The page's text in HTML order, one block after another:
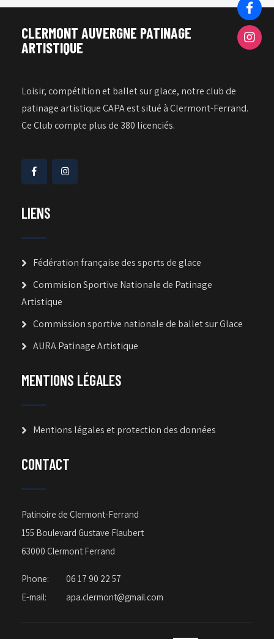
CLERMONT AUVERGNE PATINAGE
ARTISTIQUE
Loisir, compétition et ballet sur glace, notre club de
patinage artistique CAPA est situé à Clermont-Ferrand.
Ce Club compte plus de 380 licenciés.
LIENS
Fédération française des sports de glace
Commision Sportive Nationale de Patinage
Artistique
Commission sportive nationale de ballet sur Glace
AURA Patinage Artistique
MENTIONS LÉGALES
Mentions légales et protection des données
CONTACT
Patinoire de Clermont-Ferrand
155 Boulevard Gustave Flaubert
63000 Clermont Ferrand
Phone:
06 17 90 22 57
E-mail:
apa.clermont@gmail.com